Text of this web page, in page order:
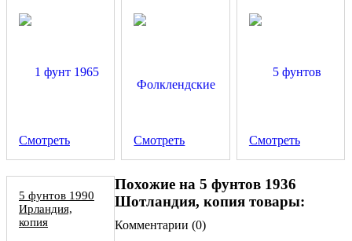
Смотреть Смотреть Смотреть
5 фунтов 1990
Ирландия,
копия
Похожие на 5 фунтов 1936
Шотландия, копия товары:
Комментарии (0)